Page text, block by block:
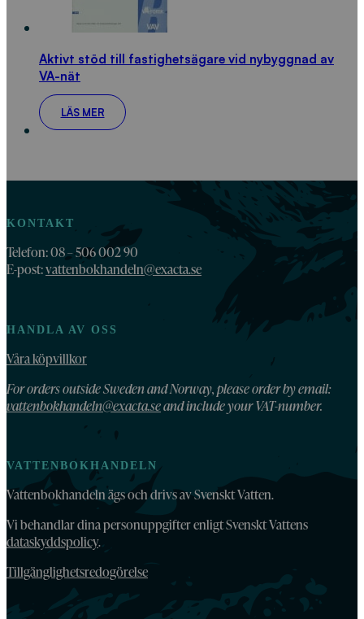
Aktivt stöd till fastighetsägare vid nybyggnad av
VA-nät
LÄS MER
KONTAKT
Telefon: 08 – 506 002 90
E-post:vattenbokhandeln@exacta.se
HANDLA AV OSS
Våra köpvillkor
For orders outside Sweden and Norway, please order by email:
vattenbokhandeln@exacta.seand include your VAT-number.
VATTENBOKHANDELN
Vattenbokhandeln ägs och drivs av Svenskt Vatten.
Vi behandlar dina personuppgifter enligt Svenskt Vattens
dataskyddspolicy.
Tillgänglighetsredogörelse